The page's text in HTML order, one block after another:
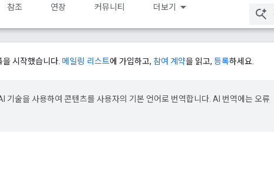
참조 연장 커뮤니티 더보기
시작했습니다. 메일링 리스트에 가입하고, 참여 계약을 읽고, 등록하세요.
기술을 사용하여 콘텐츠를 사용자의 기본 언어로 번역합니다. AI 번역에는 오류